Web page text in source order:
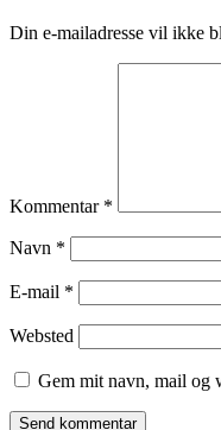
Din e-mailadresse vil ikke
Kommentar *
Navn *
E-mail *
Websted
Gem mit navn, mail og